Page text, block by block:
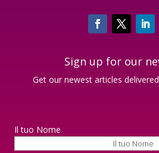
Sign up for our
Get our newest articles
Il tuo Nome